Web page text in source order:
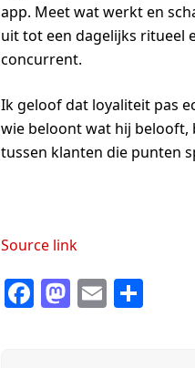
app. Meet wat werkt en
uit tot een dagelijks ritueel
concurrent.
Ik geloof dat loyaliteit pas
wie beloont wat hij belooft,
tussen klanten die punten
Source link
F
M E